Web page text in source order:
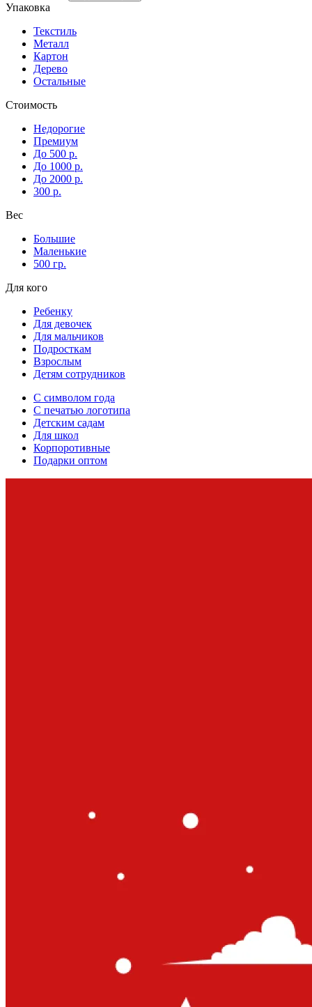
Упаковка
Текстиль
Металл
Картон
Дерево
Остальные
Стоимость
Недорогие
Премиум
До 500 р.
До 1000 р.
До 2000 р.
300 р.
Вес
Большие
Маленькие
500 гр.
Для кого
Ребенку
Для девочек
Для мальчиков
Подросткам
Взрослым
Детям сотрудников
С символом года
С печатью логотипа
Детским садам
Для школ
Корпоротивные
Подарки оптом